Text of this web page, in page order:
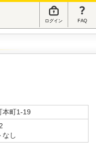
ログイン FAQ
本町1-19
なし